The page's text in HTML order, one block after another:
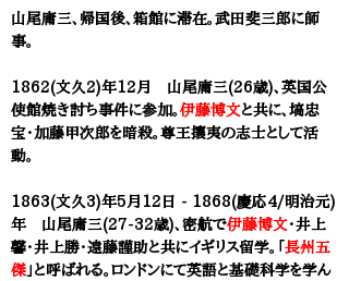
山尾庸三、帰国後、箱館に滞在。武田斐三郎に師
事。
1862(文久2)年12月 山尾庸三(26歳)、英国公
使館焼き討ち事件に参加。 伊藤博文と共に、塙忠
宝・加藤甲次郎を暗殺。尊王攘夷の志士として活
動。
1863(文久3)年5月12日 - 1868(慶応4/明治元)
年 山尾庸三(27-32歳)、密航で伊藤博文・井上
馨・井上勝・遠藤謹助と共にイギリス留学。「 長州五
傑 」と呼ばれる。ロンドンにて英語と基礎科学を学ん